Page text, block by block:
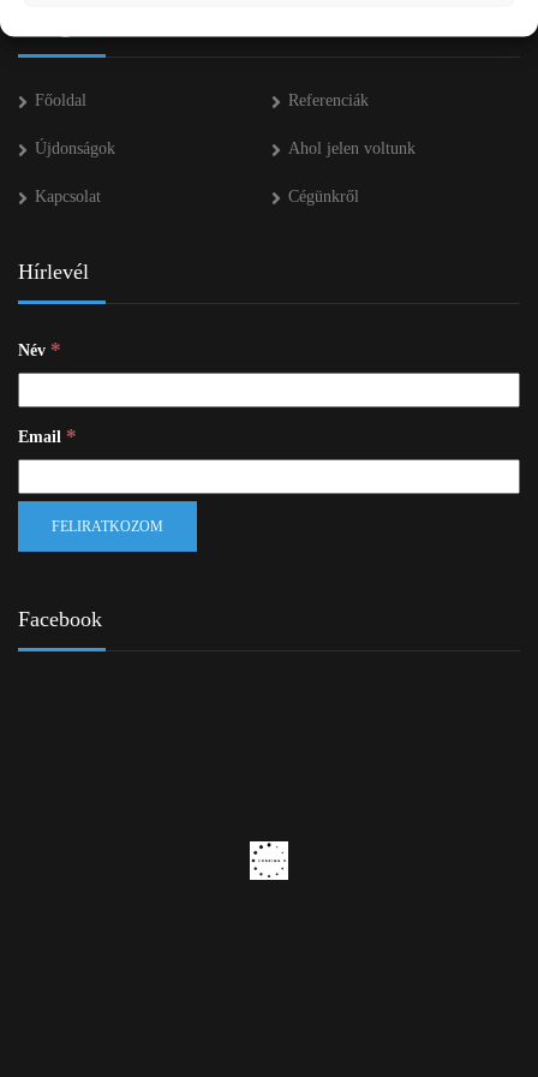
Főoldal Referenciák
Újdonságok Ahol jelen voltunk
Kapcsolat Cégünkről
Hírlevél
Név *
Email *
Facebook